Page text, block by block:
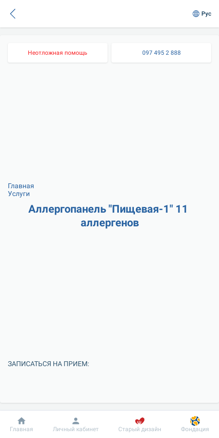
Рус
Неотложная помощь 097 495 2 888
Главная
Услуги
Аллергопанель "Пищевая-1" 11
аллергенов
ЗАПИСАТЬСЯ НА ПРИЕМ:
Добробут Информация Пациенту
Главная Личный кабинет Старый дизайн Фондация